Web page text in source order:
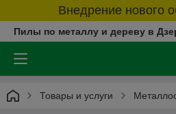
Внедрение нового
Пилы по металлу и дереву в
Товары и услуги